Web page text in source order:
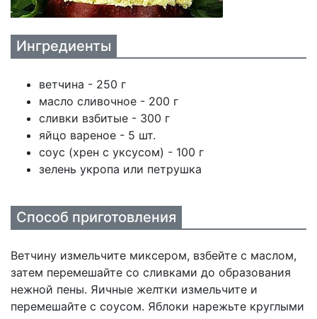
Ингредиенты
ветчина - 250 г
масло сливочное - 200 г
сливки взбитые - 300 г
яйцо вареное - 5 шт.
соус (хрен с уксусом) - 100 г
зелень укропа или петрушка
Способ приготовления
Ветчину измельчите миксером, взбейте с маслом,
затем перемешайте со сливками до образования
нежной пены. Яичные желтки измельчите и
перемешайте с соусом. Яблоки нарежьте круглыми